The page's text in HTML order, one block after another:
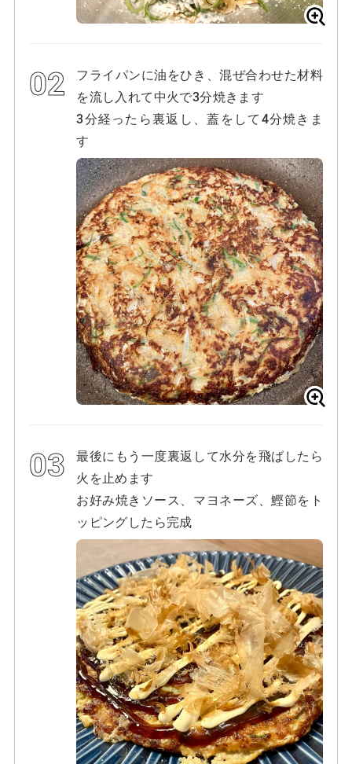
フライパンに油をひき、混ぜ合わせた材料
を流し入れて中火で3分焼きます
3分経ったら裏返し、蓋をして4分焼きま
す
最後にもう一度裏返して水分を飛ばしたら
火を止めます
お好み焼きソース、マヨネーズ、鰹節をト
ッピングしたら完成